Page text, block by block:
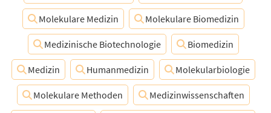
Molekulare Medizin Molekulare Biomedizin
Medizinische Biotechnologie Biomedizin
Medizin Humanmedizin Molekularbiologie
Molekulare Methoden Medizinwissenschaften